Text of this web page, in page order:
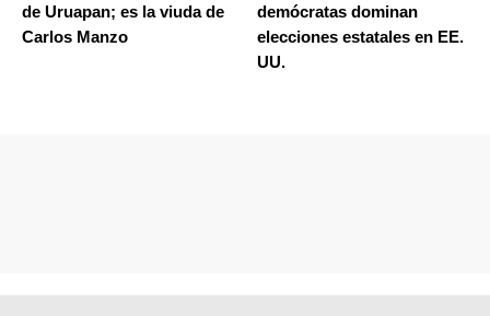
de Uruapan; es la viuda de
Carlos Manzo
demócratas dominan
elecciones estatales en EE.
UU.